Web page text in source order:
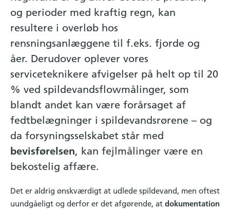
og perioder med kraftig regn, kan
resultere i overløb hos
rensningsanlæggene til f.eks. fjorde og
åer. Derudover oplever vores
serviceteknikere afvigelser på helt op til 20
% ved spildevandsflowmålinger, som
blandt andet kan være forårsaget af
fedtbelægninger i spildevandsrørene – og
da forsyningsselskabet står med
bevisførelsen, kan fejlmålinger være en
bekostelig affære.
Det er aldrig ønskværdigt at udlede spildevand, men oftest
uundgåeligt og derfor er det afgørende, at dokumentation